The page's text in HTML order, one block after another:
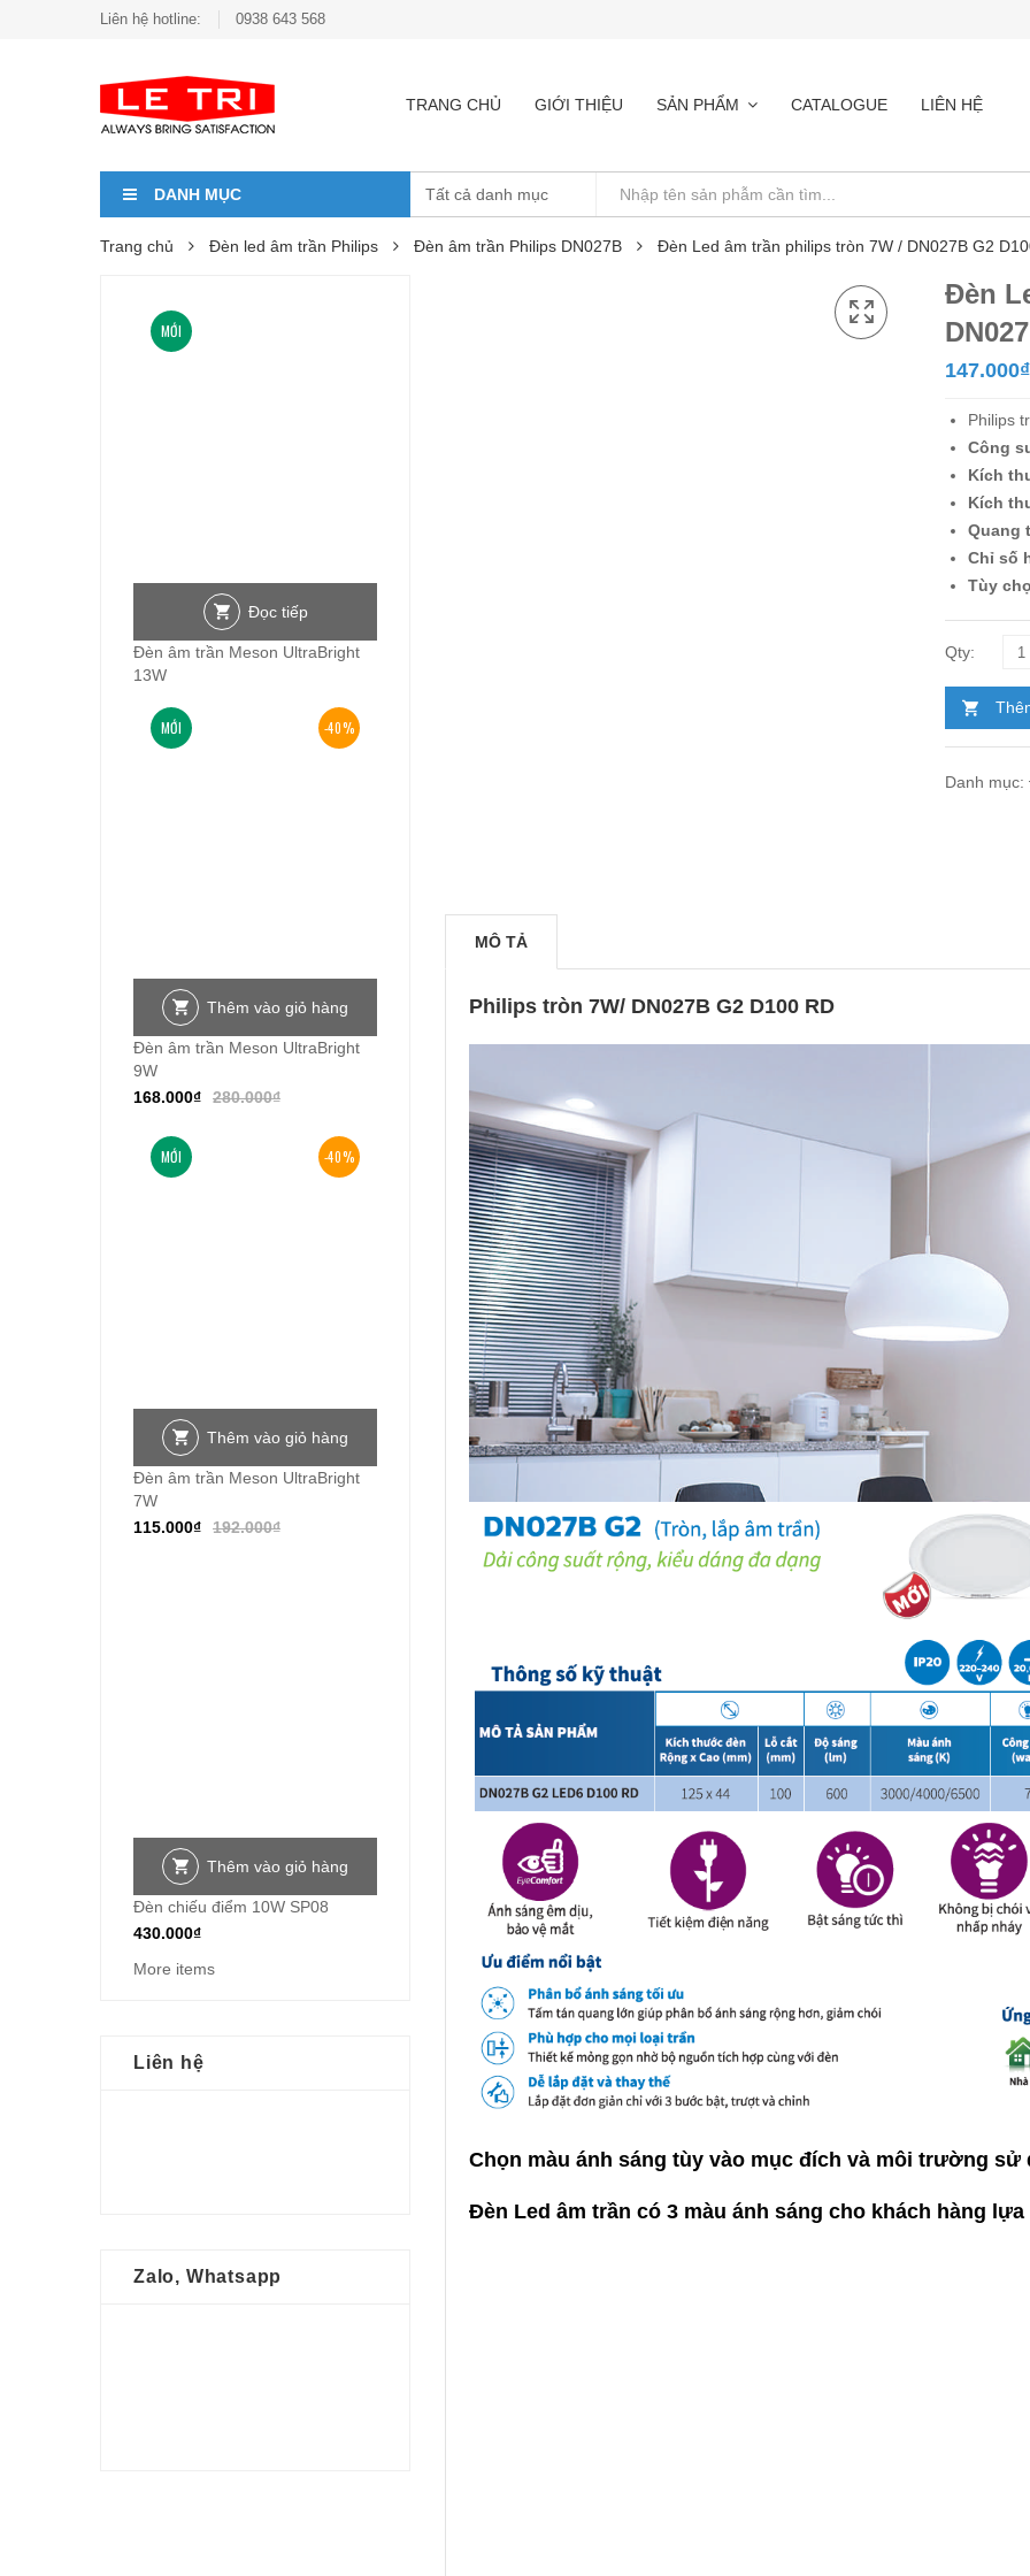
Liên hệ hotline: 0938 643 568
TRANG CHỦ GIỚI THIỆU SẢN PHẨM CATALOGUE LIÊN HỆ
DANH MỤC
Trang chủ Đèn led âm trần Philips Đèn âm trần Philips DN027B Đèn Led âm trần philips tròn 7W / DN027B G2
Đèn
147.000₫
Philips
Công
Kích
Kích
Quang
Chỉ số
Tùy
Danh mục:
MÔ TẢ
Philips tròn 7W/ DN027B G2 D100 RD
Chọn màu ánh sáng tùy vào mục đích và môi trường
Đèn Led âm trần có 3 màu ánh sáng cho khách hàng lựa
MỚI
Đọc tiếp
Đèn âm trần Meson UltraBright
13W
-40%
MỚI
Thêm vào giỏ hàng
Đèn âm trần Meson UltraBright
9W
280.000₫
168.000₫
-40%
MỚI
Thêm vào giỏ hàng
Đèn âm trần Meson UltraBright
7W
192.000₫
115.000₫
Thêm vào giỏ hàng
Đèn chiếu điểm 10W SP08
430.000₫
More items
Liên hệ
Zalo, Whatsapp